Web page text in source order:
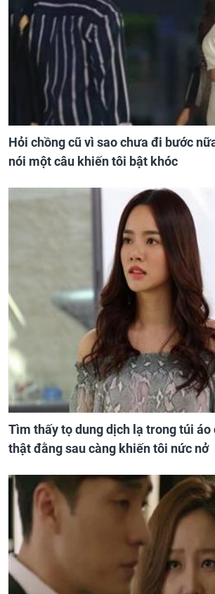
Hỏi chồng cũ vì sao chưa đi bước
nói một câu khiến tôi bật khóc
Tìm thấy tọ dung dịch lạ trong túi áo
thật đằng sau càng khiến tôi nức nở